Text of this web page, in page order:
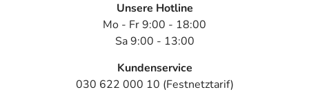
- Spontan auftretende (Schleim-) Haut-Schwellung
- Nesselausschlag (Urtikaria)
- Gangunsicherheit
Unsere Hotline
Mo - Fr 9:00 - 18:00
Sa 9:00 - 13:00
Kundenservice
030 622 000 10 (Festnetztarif)